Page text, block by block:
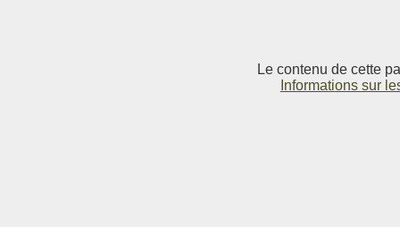
Le contenu de cette
Informations sur